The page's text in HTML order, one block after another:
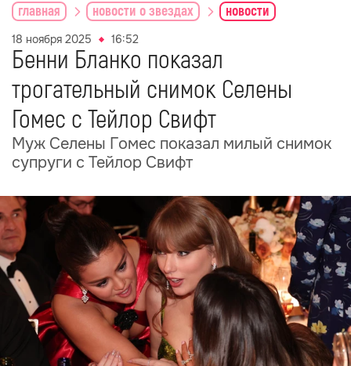
главная новости о звездах новости
18 ноября 2025 16:52
Бенни Бланко показал
трогательный снимок Селены
Гомес с Тейлор Свифт
Муж Селены Гомес показал милый снимок
супруги с Тейлор Свифт